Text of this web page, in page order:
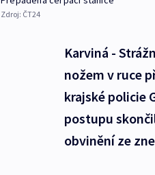
Zdroj: ČT24
Karviná -
nožem v ruce
krajské policie
postupu
obvinění ze